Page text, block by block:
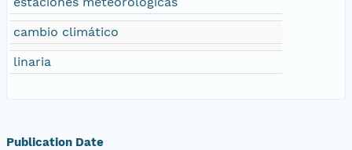
cambio climático
linaria
Publication Date